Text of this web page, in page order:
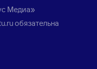
Медиа»
обязательна